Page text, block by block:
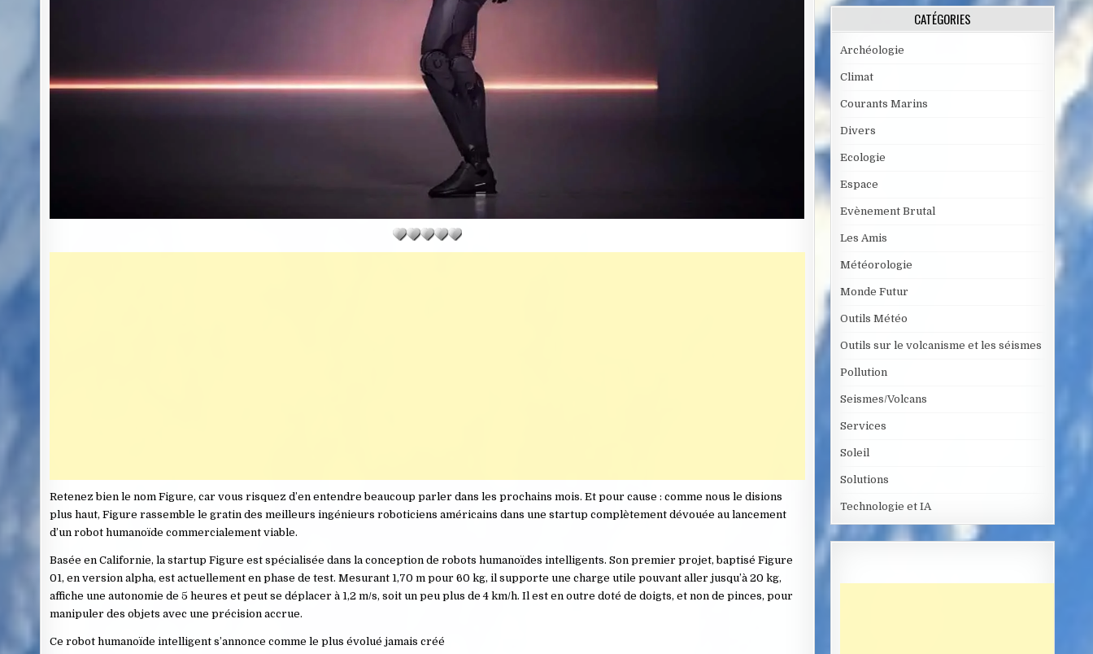
Retenez bien le nom Figure, car vous risquez d’en entendre beaucoup parler dans les prochains mois. Et pour cause : comme nous le disions
plus haut, Figure rassemble le gratin des meilleurs ingénieurs roboticiens américains dans une startup complètement dévouée au lancement
d’un robot humanoïde commercialement viable.
Basée en Californie, la startup Figure est spécialisée dans la conception de robots humanoïdes intelligents. Son premier projet, baptisé Figure
01, en version alpha, est actuellement en phase de test. Mesurant 1,70 m pour 60 kg, il supporte une charge utile pouvant aller jusqu’à 20 kg,
affiche une autonomie de 5 heures et peut se déplacer à 1,2 m/s, soit un peu plus de 4 km/h. Il est en outre doté de doigts, et non de pinces, pour
manipuler des objets avec une précision accrue.
Ce robot humanoïde intelligent s’annonce comme le plus évolué jamais créé
CATÉGORIES
Archéologie
Climat
Courants Marins
Divers
Ecologie
Espace
Evènement Brutal
Les Amis
Météorologie
Monde Futur
Outils Météo
Outils sur le volcanisme et les séismes
Pollution
Seismes/Volcans
Services
Soleil
Solutions
Technologie et IA